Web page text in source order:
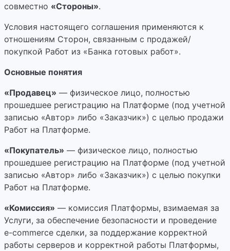
совместно «Стороны».
Условия настоящего соглашения применяются к
отношениям Сторон, связанным с продажей/
покупкой Работ из «Банка готовых работ».
Основные понятия
«Продавец» — физическое лицо, полностью
прошедшее регистрацию на Платформе (под учетной
записью «Автор» либо «Заказчик») с целью продажи
Работ на Платформе.
«Покупатель» — физическое лицо, полностью
прошедшее регистрацию на Платформе (под учетной
записью «Автор» либо «Заказчик») с целью покупки
Работ на Платформе.
«Комиссия» — комиссия Платформы, взимаемая за
Услуги, за обеспечение безопасности и проведение
e-сommerce сделки, за поддержание корректной
работы серверов и корректной работы Платформы,